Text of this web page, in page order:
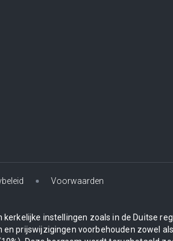
Voorwaarden
instellingen zoals in de Duitse
prijswijzigingen voorbehouden zowel